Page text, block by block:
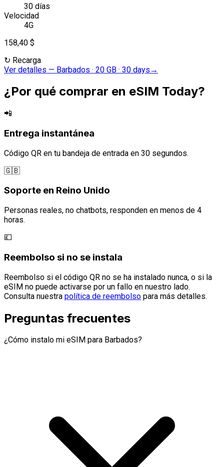
30 días
Velocidad
4G
158,40 $
↻ Recarga
Ver detalles — Barbados · 20 GB · 30 days →
¿Por qué comprar en eSIM Today?
📲
Entrega instantánea
Código QR en tu bandeja de entrada en 30 segundos.
🇬🇧
Soporte en Reino Unido
Personas reales, no chatbots, responden en menos de 4
horas.
💷
Reembolso si no se instala
Reembolso si el código QR no se ha instalado nunca, o si la
eSIM no puede activarse por un fallo en nuestro lado.
Consulta nuestra política de reembolso para más detalles.
Preguntas frecuentes
¿Cómo instalo mi eSIM para Barbados?